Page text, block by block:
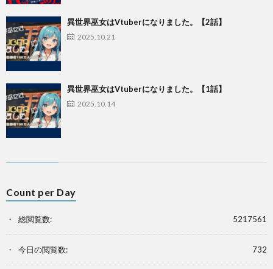
異世界巫女はVtuberになりました。【2話】
2025.10.21
異世界巫女はVtuberになりました。【1話】
2025.10.14
Count per Day
5217561
総閲覧数:
732
今日の閲覧数: